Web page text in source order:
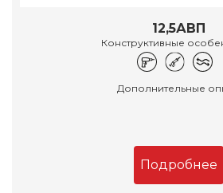
12,5АВП
Конструктивные
Дополнительные
Подробнее